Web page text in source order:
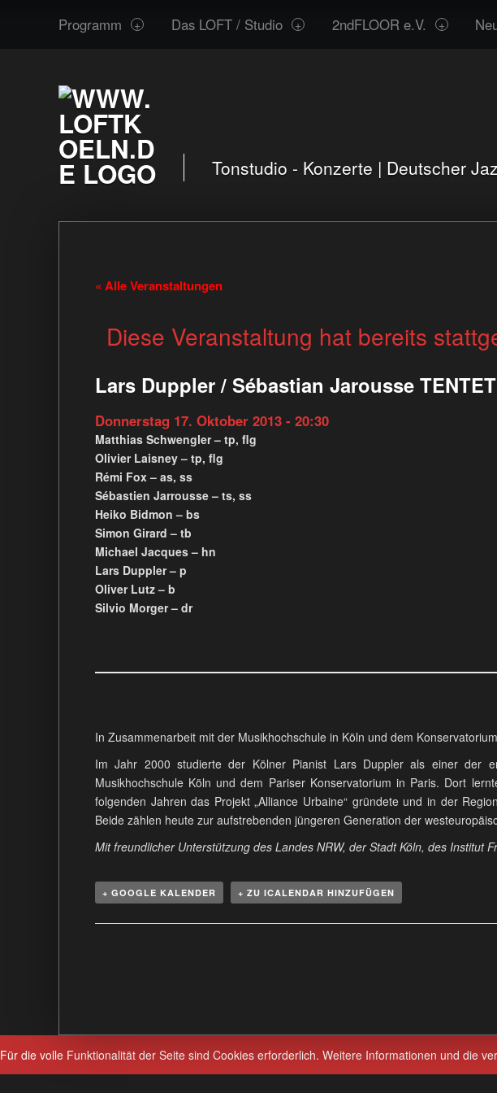
siteProgramm Das LOFT / Studio 2ndFLOOR e.V.
Tonstudio - Konzerte | Deutscher
« Alle Veranstaltungen
Diese Veranstaltung hat bereits
Lars Duppler / Sébastian Jarousse
Donnerstag 17. Oktober 2013 - 20:30
Matthias Schwengler – tp, flg
Olivier Laisney – tp, flg
Rémi Fox – as, ss
Sébastien Jarrousse – ts, ss
Heiko Bidmon – bs
Simon Girard – tb
Michael Jacques – hn
Lars Duppler – p
Oliver Lutz – b
Silvio Morger – dr
In Zusammenarbeit mit der Musikhochschule in Köln und dem
Im Jahr 2000 studierte der Kölner Pianist Lars Duppler als einer der
Musikhochschule Köln und dem Pariser Konservatorium in Paris. Dort
folgenden Jahren das Projekt „Alliance Urbaine“ gründete und in der
Beide zählen heute zur aufstrebenden jüngeren Generation der
Mit freundlicher Unterstützung des Landes NRW, der Stadt Köln, des Institut
+ GOOGLE KALENDER + ZU ICALENDAR HINZUFÜGEN
n
s
Für die volle Funktionalität der Seite sind Cookies erforderlich. Weitere Informationen und die